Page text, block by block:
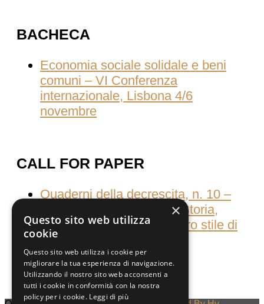
BACHECA
Economia sociale solidale e beni
comuni – VI Conferenza
internazionale, Lisbona 4/6
novembre
CALL FOR PAPER
Quaderni della decrescita, n. 10 –
Consumati dal consumo Storia,
culture e pratiche del nostro stile di
vita
×
Questo sito web utilizza
cookie
Questo sito web utilizza i cookie per
migliorare la tua esperienza di navigazione.
Utilizzando il nostro sito web acconsenti a
tutti i cookie in conformità con la nostra
policy per i cookie. Leggi di più